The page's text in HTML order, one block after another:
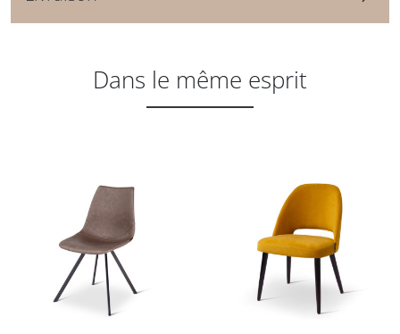
Dans le même esprit